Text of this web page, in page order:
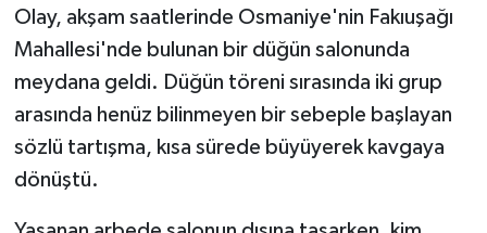
Olay, akşam saatlerinde Osmaniye'nin Fakıuşağı
Mahallesi'nde bulunan bir düğün salonunda
meydana geldi. Düğün töreni sırasında iki grup
arasında henüz bilinmeyen bir sebeple başlayan
sözlü tartışma, kısa sürede büyüyerek kavgaya
dönüştü.